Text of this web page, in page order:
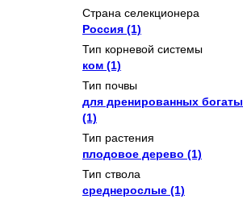
Страна селекционера
Россия (1)
Тип корневой системы
ком (1)
Тип почвы
для дренированных
(1)
Тип растения
плодовое дерево (1)
Тип ствола
среднерослые (1)